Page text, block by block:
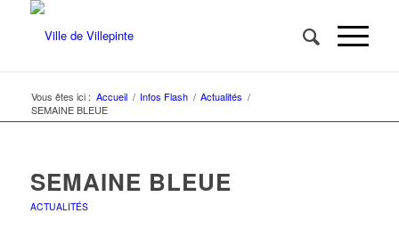
Vous êtes ici : Accueil / Infos Flash / Actualités /
SEMAINE BLEUE
SEMAINE BLEUE
ACTUALITÉS